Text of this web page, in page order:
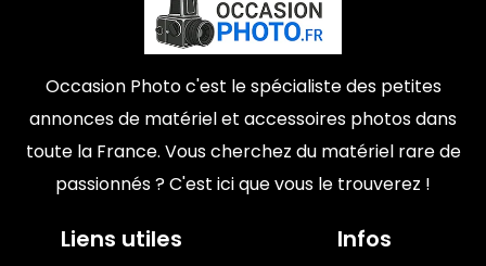
Occasion Photo c'est le spécialiste des petites
annonces de matériel et accessoires photos dans
toute la France. Vous cherchez du matériel rare de
passionnés ? C'est ici que vous le trouverez !
Liens utiles Infos